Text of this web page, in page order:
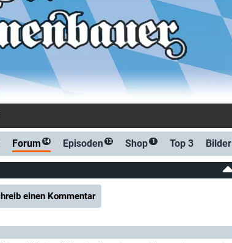
Benachrichtigung bei Str
Forum 14 Episoden 13 Shop 1 Top 3 Bilder
einen Kommentar